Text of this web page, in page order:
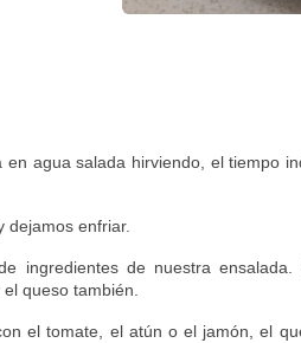
en agua salada hirviendo, el tiempo
dejamos enfriar.
ingredientes de nuestra
queso también.
el tomate, el atún o el jamón, el